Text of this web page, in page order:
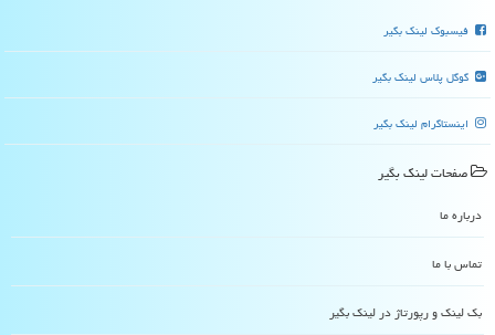
فیسبوک لینک بگیر
گوگل پلاس لینک بگیر
اینستاگرام لینک بگیر
صفحات لینك بگیر
درباره ما
تماس با ما
بک لینک و رپورتاژ در لینك بگیر